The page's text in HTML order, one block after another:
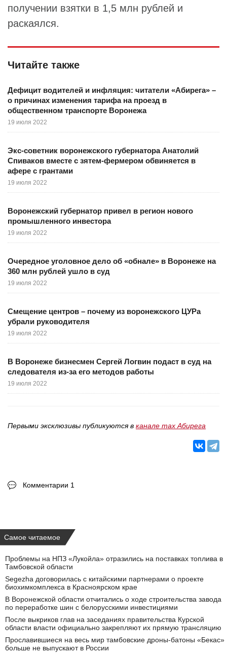
получении взятки в 1,5 млн рублей и
раскаялся.
Читайте также
Дефицит водителей и инфляция: читатели «Абирега» –
о причинах изменения тарифа на проезд в
общественном транспорте Воронежа
19 июля 2022
Экс-советник воронежского губернатора Анатолий
Спиваков вместе с зятем-фермером обвиняется в
афере с грантами
19 июля 2022
Воронежский губернатор привел в регион нового
промышленного инвестора
19 июля 2022
Очередное уголовное дело об «обнале» в Воронеже на
360 млн рублей ушло в суд
19 июля 2022
Смещение центров – почему из воронежского ЦУРа
убрали руководителя
19 июля 2022
В Воронеже бизнесмен Сергей Логвин подаст в суд на
следователя из-за его методов работы
19 июля 2022
Первыми эксклюзивы публикуются в канале max Абирега
Комментарии 1
Самое читаемое
Проблемы на НПЗ «Лукойла» отразились на поставках топлива в
Тамбовской области
Segezha договорилась с китайскими партнерами о проекте
биохимкомплекса в Красноярском крае
В Воронежской области отчитались о ходе строительства завода
по переработке шин с белорусскими инвестициями
После выкриков глав на заседаниях правительства Курской
области власти официально закрепляют их прямую трансляцию
Прославившиеся на весь мир тамбовские дроны-батоны «Бекас»
больше не выпускают в России